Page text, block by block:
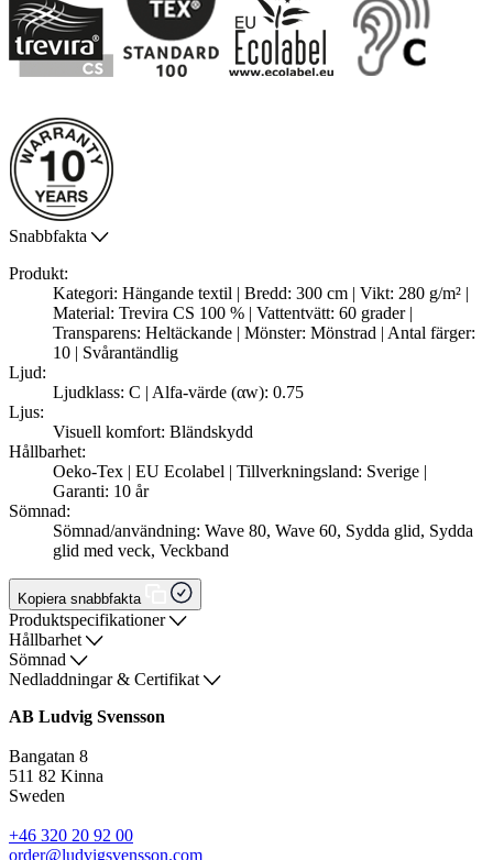
Snabbfakta
Produkt:
Kategori: Hängande textil | Bredd: 300 cm | Vikt: 280 g/m² |
Material: Trevira CS 100 % | Vattentvätt: 60 grader |
Transparens: Heltäckande | Mönster: Mönstrad | Antal färger:
10 | Svårantändlig
Ljud:
Ljudklass: C | Alfa-värde (αw): 0.75
Ljus:
Visuell komfort: Bländskydd
Hållbarhet:
Oeko-Tex | EU Ecolabel | Tillverkningsland: Sverige |
Garanti: 10 år
Sömnad:
Sömnad/användning: Wave 80, Wave 60, Sydda glid, Sydda
glid med veck, Veckband
Kopiera snabbfakta
Produktspecifikationer
Hållbarhet
Sömnad
Nedladdningar & Certifikat
AB Ludvig Svensson
Bangatan 8
511 82 Kinna
Sweden
+46 320 20 92 00
order@ludvigsvensson.com